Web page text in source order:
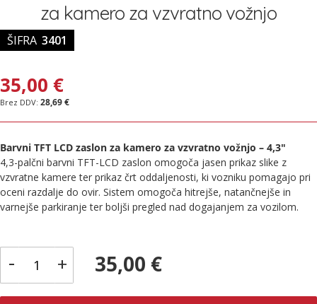
za kamero za vzvratno vožnjo
ŠIFRA 3401
35,00 €
28,69 €
Barvni TFT LCD zaslon za kamero za vzvratno vožnjo – 4,3"
4,3-palčni barvni TFT-LCD zaslon omogoča jasen prikaz slike z
vzvratne kamere ter prikaz črt oddaljenosti, ki vozniku pomagajo pri
oceni razdalje do ovir. Sistem omogoča hitrejše, natančnejše in
varnejše parkiranje ter boljši pregled nad dogajanjem za vozilom.
- + 35,00 €